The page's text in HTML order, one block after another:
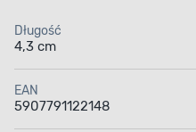
Długość
4,3 cm
EAN
5907791122148